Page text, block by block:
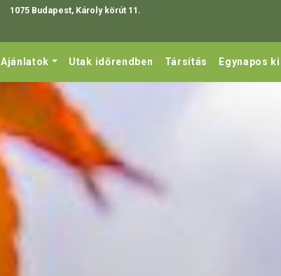
1075 Budapest, Károly körút 11.
Ajánlatok Utak időrendben Társítás Egynapos